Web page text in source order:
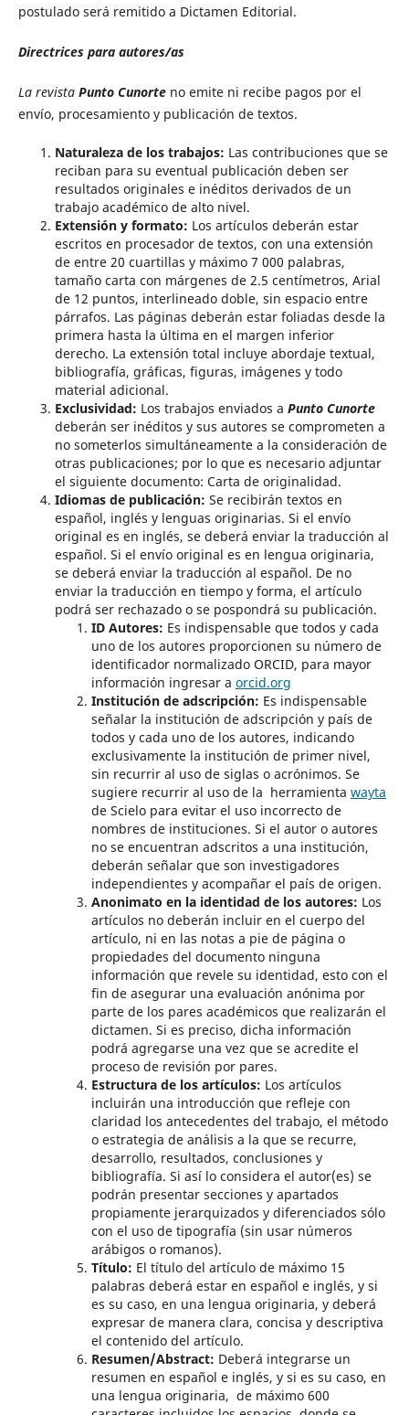
postulado será remitido a Dictamen Editorial.
Directrices para autores/as
La revista Punto Cunorteno emite ni recibe pagos por el
envío, procesamiento y publicación de textos.
Naturaleza de los trabajos: Las contribuciones que se
reciban para su eventual publicación deben ser
resultados originales e inéditos derivados de un
trabajo académico de alto nivel.
Extensión y formato: Los artículos deberán estar
escritos en procesador de textos, con una extensión
de entre 20 cuartillas y máximo 7 000 palabras,
tamaño carta con márgenes de 2.5 centímetros, Arial
de 12 puntos, interlineado doble, sin espacio entre
párrafos. Las páginas deberán estar foliadas desde la
primera hasta la última en el margen inferior
derecho. La extensión total incluye abordaje textual,
bibliografía, gráficas, figuras, imágenes y todo
material adicional.
Exclusividad: Los trabajos enviados a Punto Cunorte
deberán ser inéditos y sus autores se comprometen a
no someterlos simultáneamente a la consideración de
otras publicaciones; por lo que es necesario adjuntar
el siguiente documento: Carta de originalidad.
Idiomas de publicación: Se recibirán textos en
español, inglés y lenguas originarias. Si el envío
original es en inglés, se deberá enviar la traducción al
español. Si el envío original es en lengua originaria,
se deberá enviar la traducción al español. De no
enviar la traducción en tiempo y forma, el artículo
podrá ser rechazado o se pospondrá su publicación.
ID Autores: Es indispensable que todos y cada
uno de los autores proporcionen su número de
identificador normalizado ORCID, para mayor
información ingresar a orcid.org
Institución de adscripción: Es indispensable
señalar la institución de adscripción y país de
todos y cada uno de los autores, indicando
exclusivamente la institución de primer nivel,
sin recurrir al uso de siglas o acrónimos. Se
sugiere recurrir al uso de la herramienta wayta
de Scielo para evitar el uso incorrecto de
nombres de instituciones. Si el autor o autores
no se encuentran adscritos a una institución,
deberán señalar que son investigadores
independientes y acompañar el país de origen.
Anonimato en la identidad de los autores: Los
artículos no deberán incluir en el cuerpo del
artículo, ni en las notas a pie de página o
propiedades del documento ninguna
información que revele su identidad, esto con el
fin de asegurar una evaluación anónima por
parte de los pares académicos que realizarán el
dictamen. Si es preciso, dicha información
podrá agregarse una vez que se acredite el
proceso de revisión por pares.
Estructura de los artículos: Los artículos
incluirán una introducción que refleje con
claridad los antecedentes del trabajo, el método
o estrategia de análisis a la que se recurre,
desarrollo, resultados, conclusiones y
bibliografía. Si así lo considera el autor(es) se
podrán presentar secciones y apartados
propiamente jerarquizados y diferenciados sólo
con el uso de tipografía (sin usar números
arábigos o romanos).
Título: El título del artículo de máximo 15
palabras deberá estar en español e inglés, y si
es su caso, en una lengua originaria, y deberá
expresar de manera clara, concisa y descriptiva
el contenido del artículo.
Resumen/Abstract: Deberá integrarse un
resumen en español e inglés, y si es su caso, en
una lengua originaria, de máximo 600